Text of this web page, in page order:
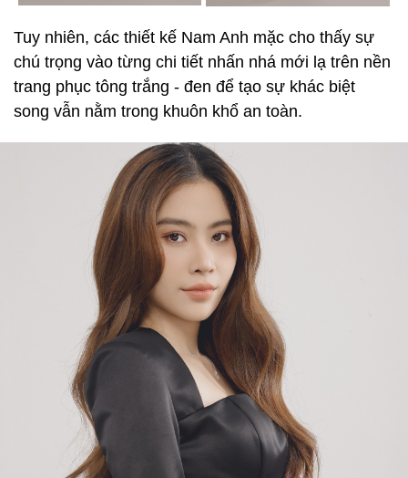
Tuy nhiên, các thiết kế Nam Anh mặc cho thấy sự
chú trọng vào từng chi tiết nhấn nhá mới lạ trên nền
trang phục tông trắng - đen để tạo sự khác biệt
song vẫn nằm trong khuôn khổ an toàn.